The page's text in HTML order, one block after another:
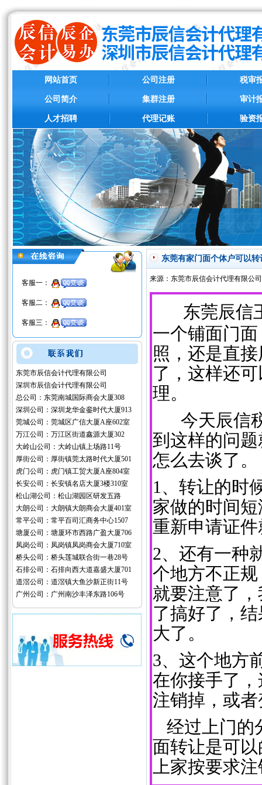
网站首页
公司简介
人才招聘
公司注册
集群注册
代理记账
税审
审计
验资
客服一：
客服二：
客服三：
东莞市辰信会计代理有限公司
深圳市辰信会计代理有限公司
总公司：东莞南城国际商会大厦308
深圳公司：深圳龙华金銮时代大厦913
莞城公司：莞城区广信大厦A座602室
万江公司：万江区街道鑫源大厦302
大岭山公司：大岭山镇上场路11号
厚街公司：厚街镇莞太路时代大厦501
虎门公司：虎门镇工贸大厦A座804室
长安公司：长安镇名店大厦3楼310室
松山湖公司：松山湖园区研发五路
大朗公司：大朗镇大朗商会大厦401室
常平公司：常平百司汇商务中心1507
塘厦公司：塘厦环市西路广盈大厦706
凤岗公司：凤岗镇凤岗商会大厦710室
桥头公司：桥头莲城联合街一巷28号
石排公司：石排向西大道嘉盛大厦701
道滘公司：道滘镇大鱼沙新正街11号
广州公司：广州南沙丰泽东路106号
东莞有家门面个体户可以
来源：东莞市辰信会计代理有限
东莞辰信
一个铺面门
照，还是直
了，这样还
理。
今天辰信税
到这样的问
怎么去谈了。
1、转让的时
家做的时间
重新申请证
2、还有一种
个地方不正
就要注意了
了搞好了，
大了。
3、这个地方
在你接手了
注销掉，或
经过上门的
面转让是可
上家按要求